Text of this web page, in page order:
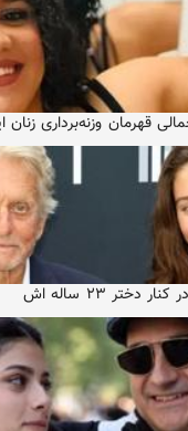
قهرمان وزنه‌برداری زنان